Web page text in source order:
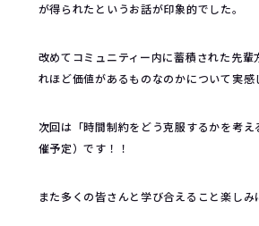
が得られたというお話が印象的でした。
改めてコミュニティー内に蓄積された先輩
れほど価値があるものなのかについて実感
次回は「時間制約をどう克服するかを考
催予定）です！！
また多くの皆さんと学び合えること楽しみ